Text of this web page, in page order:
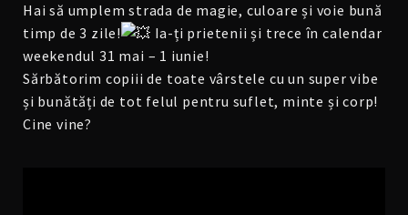
Hai să umplem strada de magie, culoare și voie bună
timp de 3 zile!
Ia-ți prietenii și trece în calendar
weekendul 31 mai – 1 iunie!
Sărbătorim copiii de toate vârstele cu un super vibe
și bunătăți de tot felul pentru suflet, minte și corp!
Cine vine?